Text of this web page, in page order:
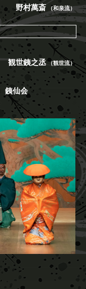
野村萬斎 （和泉流）
観世銕之丞 （観世流）
銕仙会